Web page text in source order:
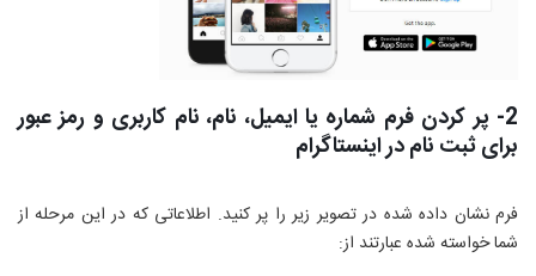
2- پر کردن فرم شماره یا ایمیل، نام، نام کاربری و رمز عبور
برای ثبت نام در اینستاگرام
فرم نشان داده شده در تصویر زیر را پر کنید. اطلاعاتی که در این مرحله از
شما خواسته شده عبارتند از: